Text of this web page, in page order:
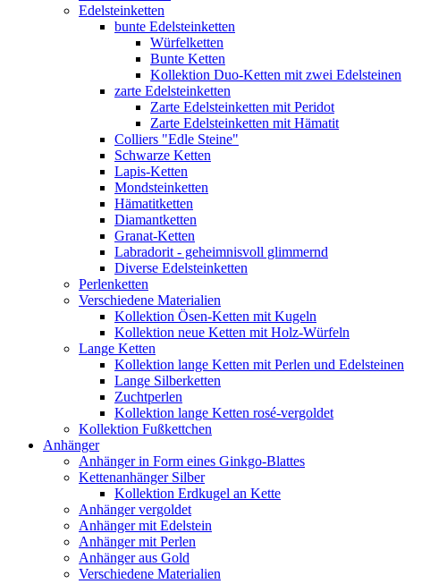
Edelsteinketten
bunte Edelsteinketten
Würfelketten
Bunte Ketten
Kollektion Duo-Ketten mit zwei Edelsteinen
zarte Edelsteinketten
Zarte Edelsteinketten mit Peridot
Zarte Edelsteinketten mit Hämatit
Colliers "Edle Steine"
Schwarze Ketten
Lapis-Ketten
Mondsteinketten
Hämatitketten
Diamantketten
Granat-Ketten
Labradorit - geheimnisvoll glimmernd
Diverse Edelsteinketten
Perlenketten
Verschiedene Materialien
Kollektion Ösen-Ketten mit Kugeln
Kollektion neue Ketten mit Holz-Würfeln
Lange Ketten
Kollektion lange Ketten mit Perlen und Edelsteinen
Lange Silberketten
Zuchtperlen
Kollektion lange Ketten rosé-vergoldet
Kollektion Fußkettchen
Anhänger
Anhänger in Form eines Ginkgo-Blattes
Kettenanhänger Silber
Kollektion Erdkugel an Kette
Anhänger vergoldet
Anhänger mit Edelstein
Anhänger mit Perlen
Anhänger aus Gold
Verschiedene Materialien